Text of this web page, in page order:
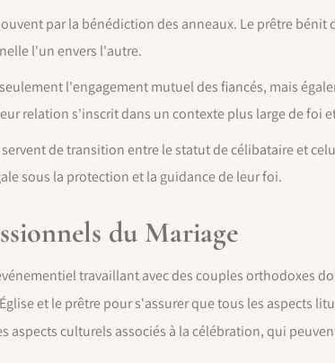
par la bénédiction des anneaux. Le prêtre bénit
l'un envers l'autre.
l'engagement mutuel des fiancés, mais
relation s'inscrit dans un contexte plus large de foi
de transition entre le statut de célibataire et
sous la protection et la guidance de leur foi.
du Mariage
travaillant avec des couples orthodoxes
et le prêtre pour s'assurer que tous les aspects
aspects culturels associés à la célébration, qui